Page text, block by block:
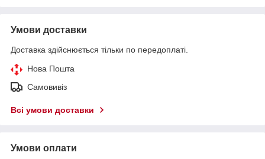
Умови доставки
Доставка здійснюється тільки по передоплаті.
Нова Пошта
Самовивіз
Всі умови доставки
Умови оплати